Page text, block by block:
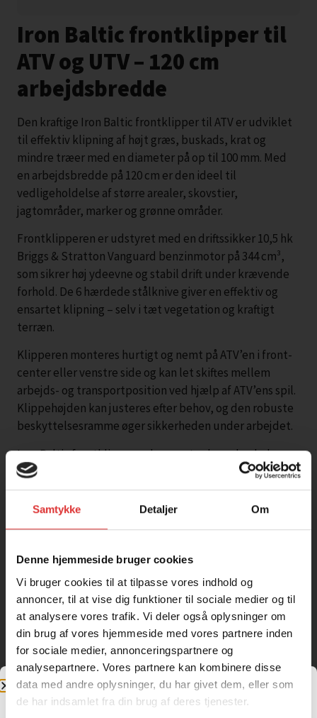
Samtykke Detaljer Om
Denne hjemmeside bruger cookies
Vi bruger cookies til at tilpasse vores indhold og
annoncer, til at vise dig funktioner til sociale medier og til
at analysere vores trafik. Vi deler også oplysninger om
din brug af vores hjemmeside med vores partnere inden
for sociale medier, annonceringspartnere og
analysepartnere. Vores partnere kan kombinere disse
data med andre oplysninger, du har givet dem, eller som
de har indsamlet fra din brug af deres tjenester.
Iron Baltic frontklipper til
ATV og UTV – 120 cm
arbejdsbredde
Den kraftige Iron Baltic frontklipper til ATV er udviklet
til effektiv klipning af højt græs, buskads, krat og
mindre træer med en diameter på op til 100 mm. Med
en arbejdsbredde på 120 cm er den ideel til
vedligeholdelse af større arealer, skovstier,
jagtområder, marker og grønne områder.
Frontklipperen er udstyret med en driftssikker 10,5 hk
Briggs & Stratton Vanguard benzinmotor på 344 cm³,
som sikrer høj ydeevne og stabil drift under krævende
forhold. De 6 hærdede stålknive giver en effektiv og
ensartet klipning – selv i tæt vegetation og kraftigt
terræn.
Klipperen monteres hurtigt og nemt på ATV’en i front-
center eller venstre side og kan let skiftes mellem
arbejds- og transportposition ved hjælp af ATV’ens spil.
Klippehøjden kan justeres efter behov, og den robuste
beskyttelsesramme øger sikkerheden under arbejdet.
Iron Baltic frontklipperen har remtræk med enkel
koblingsfunktion og er udstyret med udkasterkanal for
optimal materialehåndtering. Produktet er produceret
af Iron Baltic i Estland, EU, og er udviklet til hårdt og
professionelt brug.
Til montering kræves en modelspecifik eller universel
Iron Baltic mid-mount adapter, som købes separat. Det
anbefales desuden at anvende affjedrings-
låse/fjederlåse for at aflaste ATV’ens forhjulsophæng
under transport.
Specifikationer:
Arbejdsbredde: 1200 mm
Motor: 10,5 hk Briggs & Stratton Vanguard